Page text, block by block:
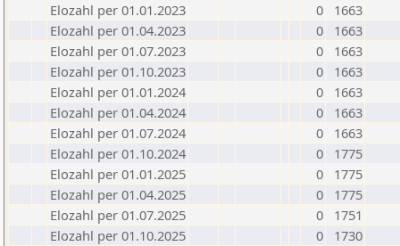
Elozahl per 01.01.2023
0
1663
Elozahl per 01.04.2023
0
1663
Elozahl per 01.07.2023
0
1663
Elozahl per 01.10.2023
0
1663
Elozahl per 01.01.2024
0
1663
Elozahl per 01.04.2024
0
1663
Elozahl per 01.07.2024
0
1663
Elozahl per 01.10.2024
0
1775
Elozahl per 01.01.2025
0
1775
Elozahl per 01.04.2025
0
1775
Elozahl per 01.07.2025
0
1751
Elozahl per 01.10.2025
0
1730